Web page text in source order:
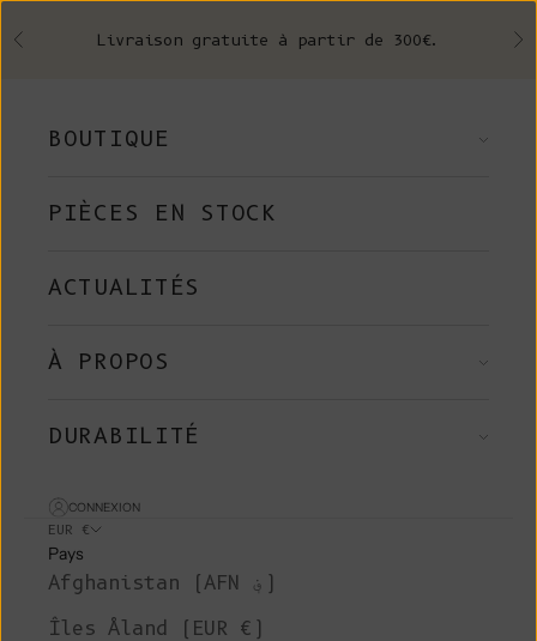
Précédent Livraison gratuite à partir de 300€.
BOUTIQUE
PIÈCES EN STOCK
ACTUALITÉS
À PROPOS
DURABILITÉ
CONNEXION
EUR €
Pays
Afghanistan (AFN ؋)
Îles Åland (EUR €)